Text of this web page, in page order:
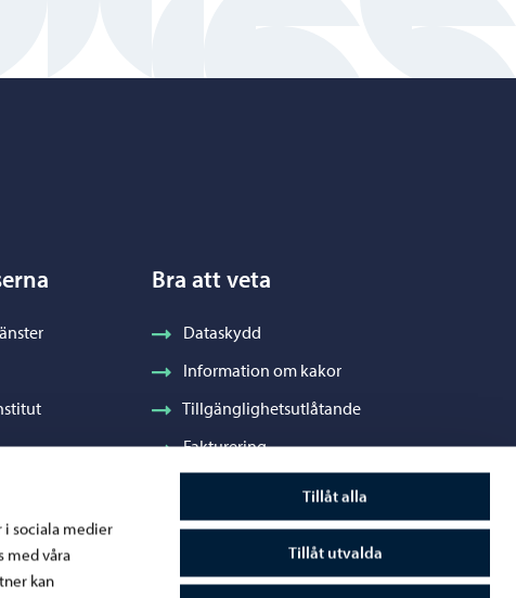
i sociala medier
med våra
kan
Tillåt alla
Tillåt utvalda
Bra att veta
Dataskydd
Information om kakor
Tillgänglighetsutlåtande
Fakturering
Stadens visuella profil och vapen